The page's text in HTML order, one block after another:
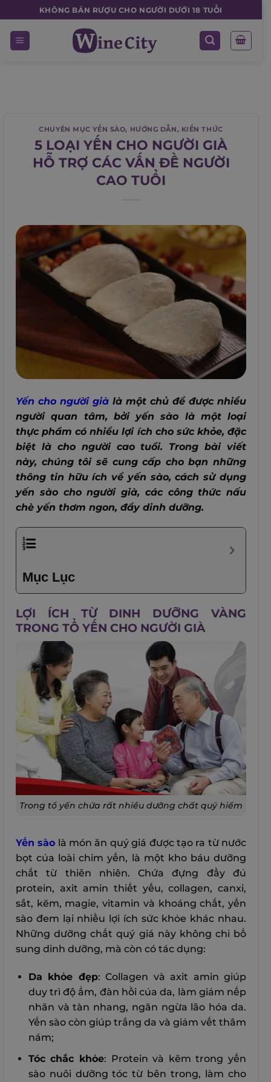
to
content
KHÔNG BÁN RƯỢU CHO NGƯỜI DƯỚI 18 TUỔI
CHUYÊN MỤC YẾN SÀO, HƯỚNG DẪN, KIẾN THỨC
5 LOẠI YẾN CHO NGƯỜI GIÀ
HỖ TRỢ CÁC VẤN ĐỀ NGƯỜI
CAO TUỔI
Yến cho người già là một chủ đề được nhiều
người quan tâm, bởi yến sào là một loại
thực phẩm có nhiều lợi ích cho sức khỏe, đặc
biệt là cho người cao tuổi. Trong bài viết
này, chúng tôi sẽ cung cấp cho bạn những
thông tin hữu ích về yến sào, cách sử dụng
yến sào cho người già, các công thức nấu
chè yến thơm ngon, đầy dinh dưỡng.
Mục Lục
LỢI ÍCH TỪ DINH DƯỠNG VÀNG
TRONG TỔ YẾN CHO NGƯỜI GIÀ
Trong tổ yến chứa rất nhiều dưỡng chất quý hiếm
Yến sào là món ăn quý giá được tạo ra từ nước
bọt của loài chim yến, là một kho báu dưỡng
chất từ thiên nhiên. Chứa đựng đầy đủ
protein, axit amin thiết yếu, collagen, canxi,
sắt, kẽm, magie, vitamin và khoáng chất, yến
sào đem lại nhiều lợi ích sức khỏe khác nhau.
Những dưỡng chất quý giá này không chỉ bổ
sung dinh dưỡng, mà còn có tác dụng:
Da khỏe đẹp: Collagen và axit amin giúp
duy trì độ ẩm, đàn hồi của da, làm giảm nếp
nhăn và tàn nhang, ngăn ngừa lão hóa da.
Yến sào còn giúp trắng da và giảm vết thâm
nám;
Tóc chắc khỏe: Protein và kẽm trong yến
sào nuôi dưỡng tóc từ bên trong, làm cho